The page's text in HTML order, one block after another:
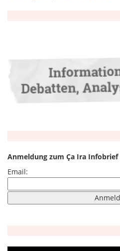
Anmeldung zum Ça Ira Infobrief
Email: